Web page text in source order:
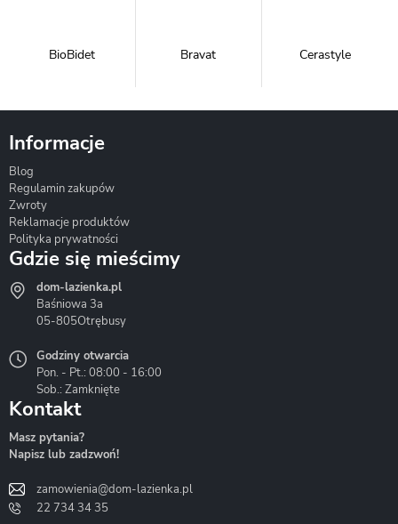
BioBidet Bravat Cerastyle
Hydrostop
Liveno
Informacje
Blog
Regulamin zakupów
Zwroty
Reklamacje produktów
Polityka prywatności
Gdzie się mieścimy
dom-lazienka.pl
Baśniowa 3a
05-805Otrębusy
Godziny otwarcia
Pon. - Pt.: 08:00 - 16:00
Sob.: Zamknięte
Kontakt
Masz pytania?
Napisz lub zadzwoń!
zamowienia@dom-lazienka.pl
22 734 34 35